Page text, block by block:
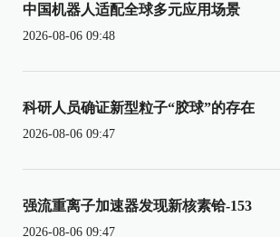
中国机器人适配全球多元应用场景
2026-08-06 09:48
科研人员确证新型粒子“胶球”的存在
2026-08-06 09:47
强流重离子加速器发现新核素铪-153
2026-08-06 09:47